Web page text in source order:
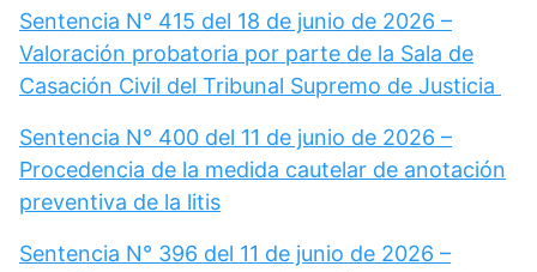
Sentencia N° 415 del 18 de junio de 2026 –
Valoración probatoria por parte de la Sala de
Casación Civil del Tribunal Supremo de Justicia
Sentencia N° 400 del 11 de junio de 2026 –
Procedencia de la medida cautelar de anotación
preventiva de la litis
Sentencia N° 396 del 11 de junio de 2026 –